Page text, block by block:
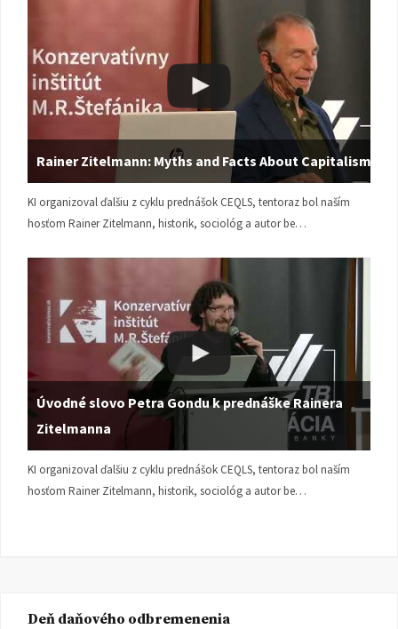
Rainer Zitelmann: Myths and Facts About Capitalism
KI organizoval ďalšiu z cyklu prednášok CEQLS, tentoraz bol naším
hosťom Rainer Zitelmann, historik, sociológ a autor be…
Úvodné slovo Petra Gondu k prednáške Rainera
Zitelmanna
KI organizoval ďalšiu z cyklu prednášok CEQLS, tentoraz bol naším
hosťom Rainer Zitelmann, historik, sociológ a autor be…
Deň daňového odbremenenia